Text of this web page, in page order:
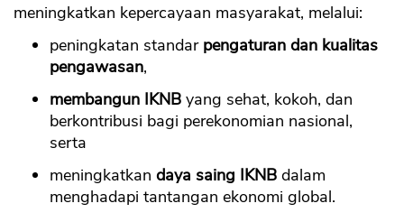
meningkatkan kepercayaan masyarakat, melalui:
peningkatan standar pengaturan dan kualitas
pengawasan,
membangun IKNB yang sehat, kokoh, dan
berkontribusi bagi perekonomian nasional,
serta
meningkatkan daya saing IKNB dalam
menghadapi tantangan ekonomi global.